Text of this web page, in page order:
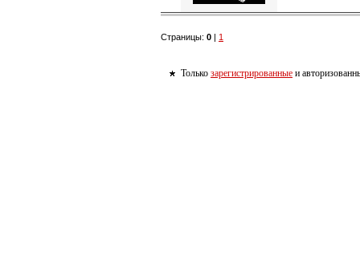
Страницы: 0 | 1
Только зарегистрированные и